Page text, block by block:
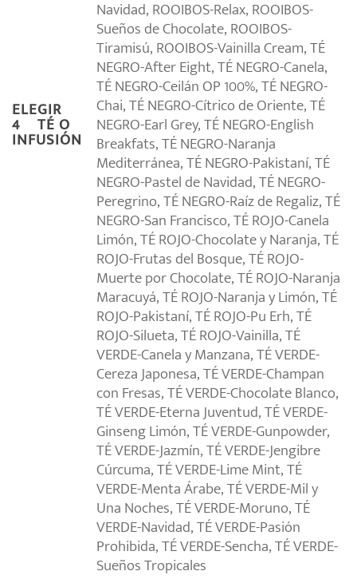
ELEGIR
4º TÉ O
INFUSIÓN
Navidad, ROOIBOS-Relax, ROOIBOS-
Sueños de Chocolate, ROOIBOS-
Tiramisú, ROOIBOS-Vainilla Cream, TÉ
NEGRO-After Eight, TÉ NEGRO-Canela,
TÉ NEGRO-Ceilán OP 100%, TÉ NEGRO-
Chai, TÉ NEGRO-Cítrico de Oriente, TÉ
NEGRO-Earl Grey, TÉ NEGRO-English
Breakfats, TÉ NEGRO-Naranja
Mediterránea, TÉ NEGRO-Pakistaní, TÉ
NEGRO-Pastel de Navidad, TÉ NEGRO-
Peregrino, TÉ NEGRO-Raíz de Regaliz, TÉ
NEGRO-San Francisco, TÉ ROJO-Canela
Limón, TÉ ROJO-Chocolate y Naranja, TÉ
ROJO-Frutas del Bosque, TÉ ROJO-
Muerte por Chocolate, TÉ ROJO-Naranja
Maracuyá, TÉ ROJO-Naranja y Limón, TÉ
ROJO-Pakistaní, TÉ ROJO-Pu Erh, TÉ
ROJO-Silueta, TÉ ROJO-Vainilla, TÉ
VERDE-Canela y Manzana, TÉ VERDE-
Cereza Japonesa, TÉ VERDE-Champan
con Fresas, TÉ VERDE-Chocolate Blanco,
TÉ VERDE-Eterna Juventud, TÉ VERDE-
Ginseng Limón, TÉ VERDE-Gunpowder,
TÉ VERDE-Jazmín, TÉ VERDE-Jengibre
Cúrcuma, TÉ VERDE-Lime Mint, TÉ
VERDE-Menta Árabe, TÉ VERDE-Mil y
Una Noches, TÉ VERDE-Moruno, TÉ
VERDE-Navidad, TÉ VERDE-Pasión
Prohibida, TÉ VERDE-Sencha, TÉ VERDE-
Sueños Tropicales